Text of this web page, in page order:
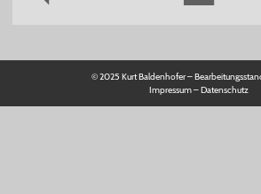
© 2025 Kurt Baldenhofer –
Impressum–Datenschutz